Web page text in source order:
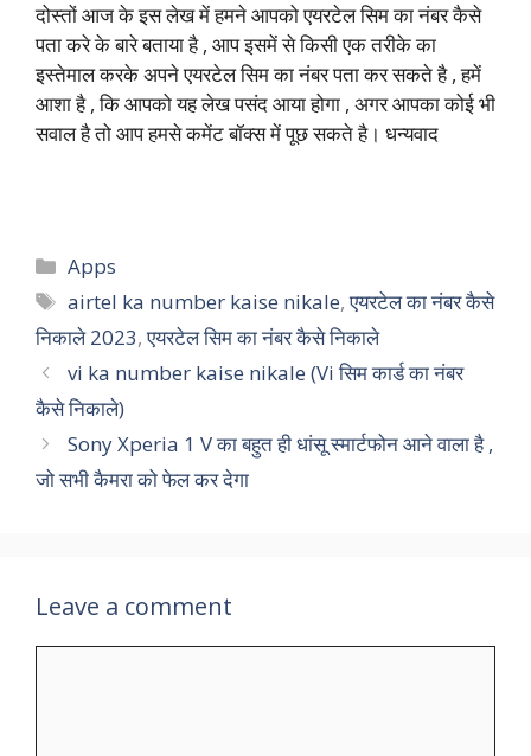
दोस्तों आज के इस लेख में हमने आपको एयरटेल सिम का नंबर कैसे
पता करे के बारे बताया है , आप इसमें से किसी एक तरीके का
इस्तेमाल करके अपने एयरटेल सिम का नंबर पता कर सकते है , हमें
आशा है , कि आपको यह लेख पसंद आया होगा , अगर आपका कोई भी
सवाल है तो आप हमसे कमेंट बॉक्स में पूछ सकते है। धन्यवाद
Categories
Apps
Tags
airtel ka number kaise nikale,एयरटेल का नंबर कैसे
निकाले 2023,एयरटेल सिम का नंबर कैसे निकाले
vi ka number kaise nikale (Vi सिम कार्ड का नंबर
कैसे निकाले)
Sony Xperia 1 V का बहुत ही धांसू स्मार्टफोन आने वाला है ,
जो सभी कैमरा को फेल कर देगा
Leave a comment